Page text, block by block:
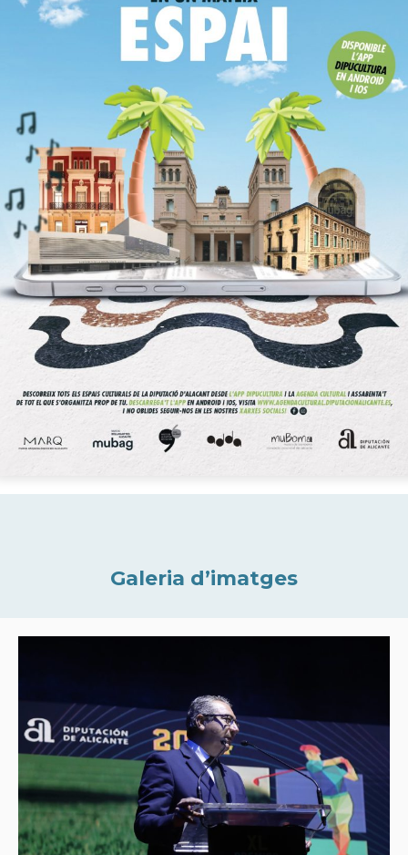
Galeria d’imatges